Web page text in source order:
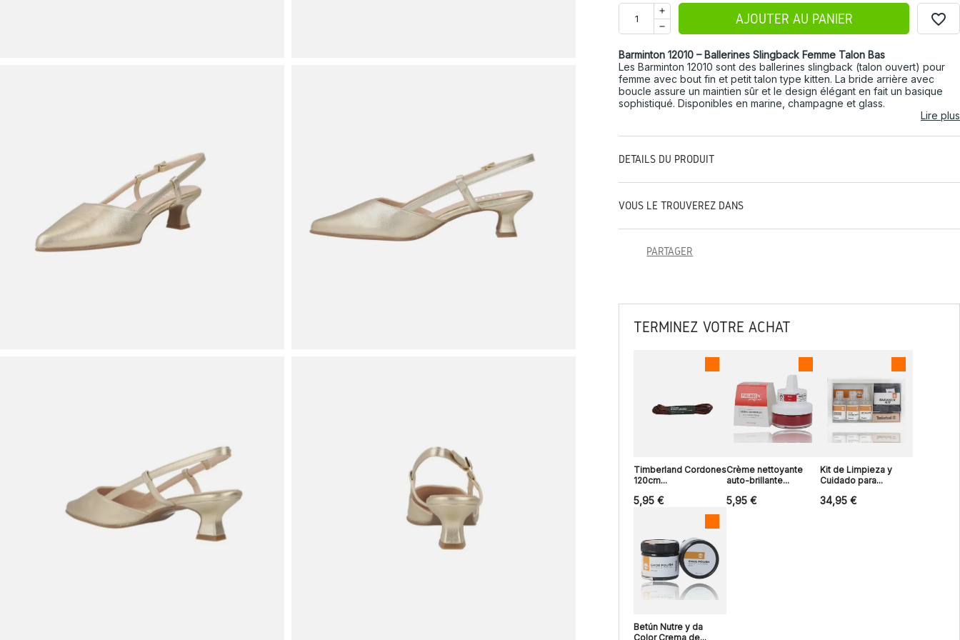
AJOUTER AU PANIER favorite_border
Barminton 12010 – Ballerines Slingback Femme Talon Bas
Les Barminton 12010 sont des ballerines slingback (talon ouvert) pour
femme avec bout fin et petit talon type kitten. La bride arrière avec
boucle assure un maintien sûr et le design élégant en fait un basique
sophistiqué. Disponibles en marine, champagne et glass.
Lire plus
DÉTAILS DU PRODUIT
VOUS LE TROUVEREZ DANS
PARTAGER
TERMINEZ VOTRE ACHAT
Timberland Cordones
120cm...
5,95 €
Crème nettoyante
auto-brillante...
5,95 €
Kit de Limpieza y
Cuidado para...
34,95 €
Betún Nutre y da
Color Crema de...